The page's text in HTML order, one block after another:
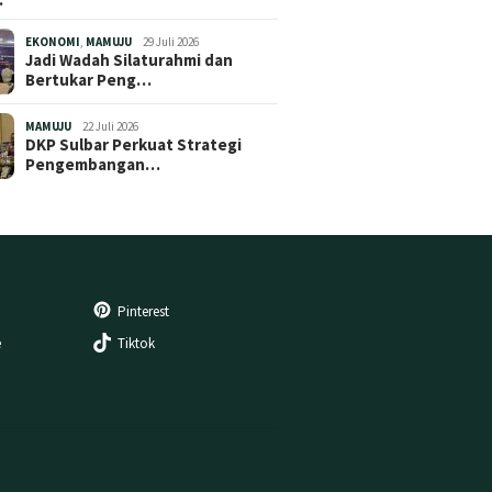
EKONOMI MAMUJU 29 Juli 2026
Jadi Wadah Silaturahmi dan
Bertukar Peng…
MAMUJU 22 Juli 2026
DKP Sulbar Perkuat Strategi
Pengembangan…
Pinterest
Tiktok